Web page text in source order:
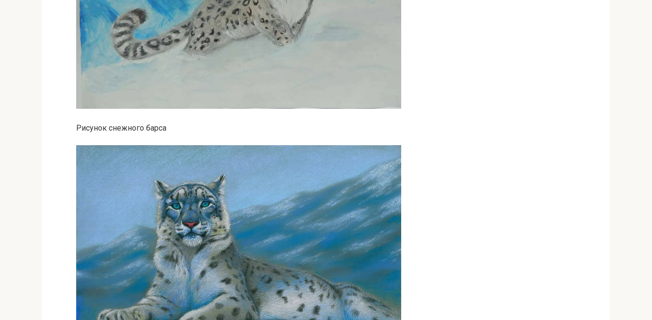
Рисунок снежного барса